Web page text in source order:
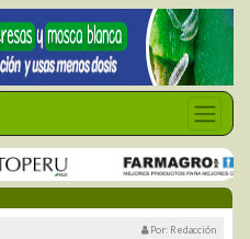
Por: Redacción